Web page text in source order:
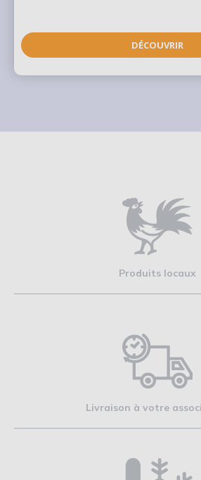
DÉCOUVRIR
Produits locaux
Livraison à votre